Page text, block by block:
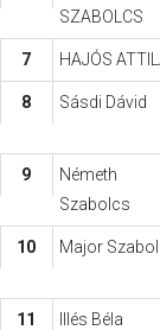
SZABOLCS
7 HAJÓS
8 Sásdi Dávid
9
Németh
Szabolcs
10 Major
11 Illés Béla